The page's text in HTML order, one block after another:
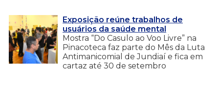
Exposição reúne trabalhos de
usuários da saúde mental
Mostra “Do Casulo ao Voo Livre” na
Pinacoteca faz parte do Mês da Luta
Antimanicomial de Jundiaí e fica em
cartaz até 30 de setembro